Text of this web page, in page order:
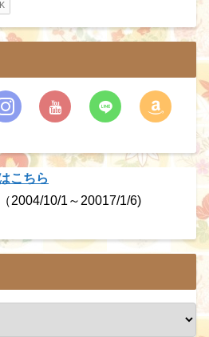
こちら
（2004/10/1～20017/1/6)